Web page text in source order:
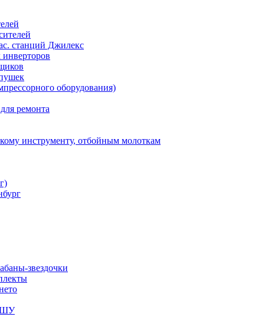
станций Джилекс
инверторов
оборудования)
ремонта
инструменту, отбойным молоткам
звездочки